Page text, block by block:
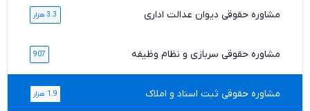
مشاوره حقوقی دیوان عدالت اداری 3.3 هزار
مشاوره حقوقی سربازی و نظام وظیفه 907
مشاوره حقوقی ثبت اسناد و املاک 1.9 هزار